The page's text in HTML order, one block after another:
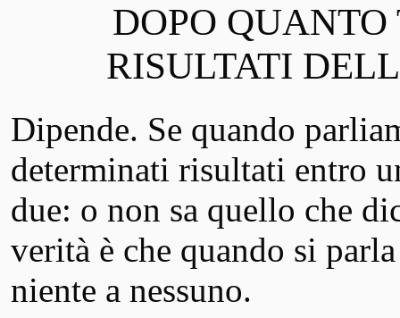
DOPO
RISULTATI
Dipende. Se quando
determinati risultati entro
due: o non sa quello che
verità è che quando si
niente a nessuno.